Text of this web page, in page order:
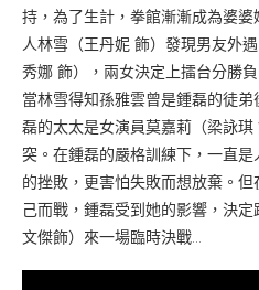
持，為了生計，拳館漸漸成為婆
人林雪（王丹妮 飾）發現男友外
秀娜 飾），兩女決定上擂台分勝
當林雪得知孫雅雲曾是鍾磊的徒
磊的太太是女演員莫嘉莉（梁詠
突。在鍾磊的嚴格訓練下，一直
的挫敗，更害怕失敗而想放棄。
己而戰，鍾磊受到她的影響，決
文傑飾）來一場臨時決戰…